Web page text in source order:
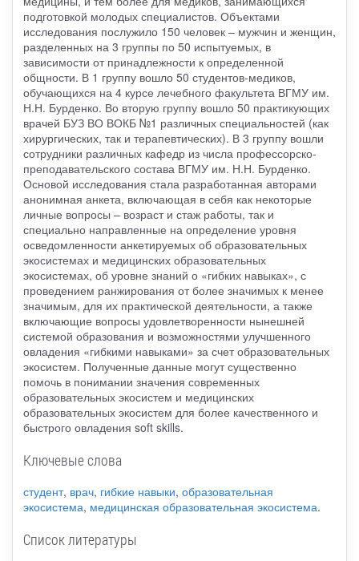
подготовкой молодых специалистов. Объектами
исследования послужило 150 человек – мужчин и женщин,
разделенных на 3 группы по 50 испытуемых, в
зависимости от принадлежности к определенной
общности. В 1 группу вошло 50 студентов-медиков,
обучающихся на 4 курсе лечебного факультета ВГМУ им.
Н.Н. Бурденко. Во вторую группу вошло 50 практикующих
врачей БУЗ ВО ВОКБ №1 различных специальностей (как
хирургических, так и терапевтических). В 3 группу вошли
сотрудники различных кафедр из числа профессорско-
преподавательского состава ВГМУ им. Н.Н. Бурденко.
Основой исследования стала разработанная авторами
анонимная анкета, включающая в себя как некоторые
личные вопросы – возраст и стаж работы, так и
специально направленные на определение уровня
осведомленности анкетируемых об образовательных
экосистемах и медицинских образовательных
экосистемах, об уровне знаний о «гибких навыках», с
проведением ранжирования от более значимых к менее
значимым, для их практической деятельности, а также
включающие вопросы удовлетворенности нынешней
системой образования и возможностями улучшенного
овладения «гибкими навыками» за счет образовательных
экосистем. Полученные данные могут существенно
помочь в понимании значения современных
образовательных экосистем и медицинских
образовательных экосистем для более качественного и
быстрого овладения soft skills.
Ключевые слова
студент, врач, гибкие навыки, образовательная
экосистема, медицинская образовательная экосистема.
Список литературы